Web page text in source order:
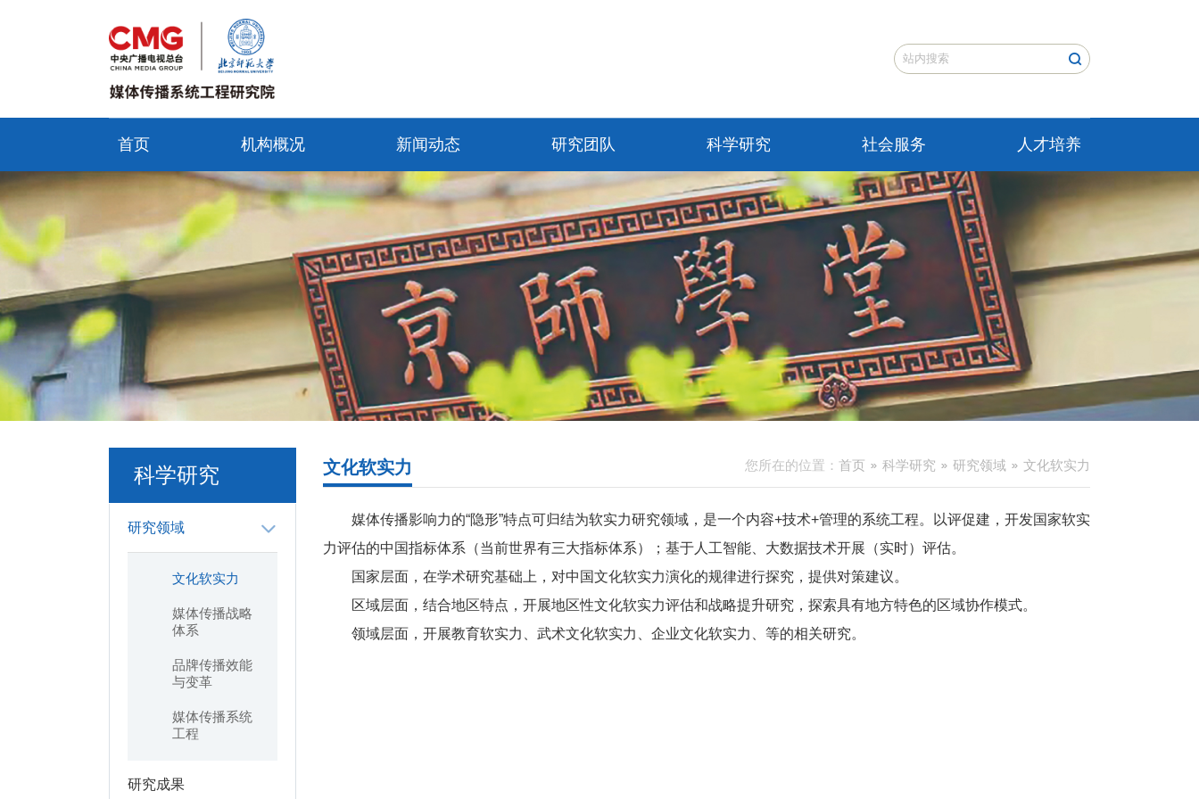
首页 机构概况 新闻动态 研究团队 科学研究 社会服务 人才培养
科学研究
研究领域
文化软实力
媒体传播战略
体系
品牌传播效能
与变革
媒体传播系统
工程
研究成果
您所在的位置： 首页 科学研究 研究领域 文化软实力
文化软实力
媒体传播影响力的“隐形”特点可归结为软实力研究领域，是一个内容+技术+管理的系统工程。以评促建，开发国家软实
力评估的中国指标体系（当前世界有三大指标体系）；基于人工智能、大数据技术开展（实时）评估。
国家层面，在学术研究基础上，对中国文化软实力演化的规律进行探究，提供对策建议。
区域层面，结合地区特点，开展地区性文化软实力评估和战略提升研究，探索具有地方特色的区域协作模式。
领域层面，开展教育软实力、武术文化软实力、企业文化软实力、等的相关研究。